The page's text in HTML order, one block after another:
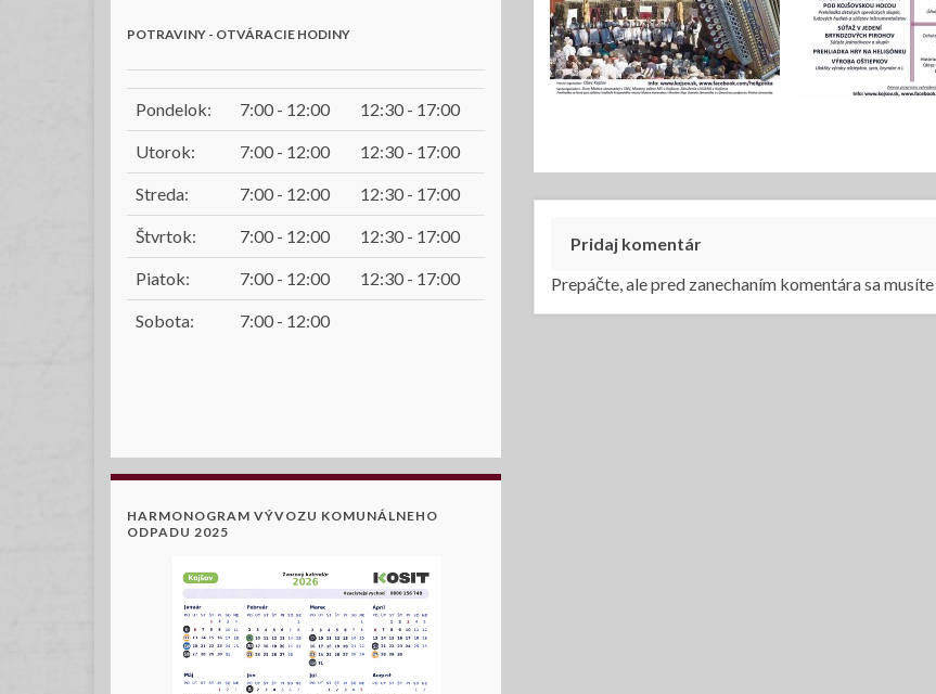
Pridaj komentár
Prepáčte, ale pred zanechaním komentára sa musíte
POTRAVINY - OTVÁRACIE HODINY
Pondelok: 7:00 - 12:00 12:30 - 17:00
Utorok: 7:00 - 12:00 12:30 - 17:00
Streda: 7:00 - 12:00 12:30 - 17:00
Štvrtok: 7:00 - 12:00 12:30 - 17:00
Piatok: 7:00 - 12:00 12:30 - 17:00
Sobota: 7:00 - 12:00
HARMONOGRAM VÝVOZU KOMUNÁLNEHO
ODPADU 2025